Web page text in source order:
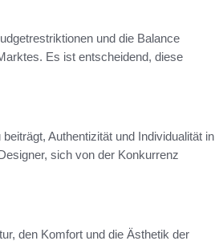
und die Balance
Es ist entscheidend, diese
Authentizität und Individualität in
sich von der Konkurrenz
den Komfort und die Ästhetik der